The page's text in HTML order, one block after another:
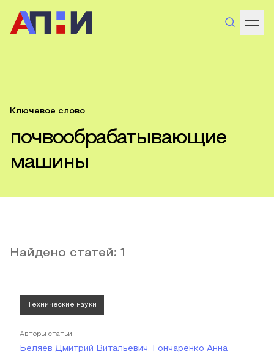
Ключевое слово
почвообрабатывающие
машины
Найдено статей: 1
Технические науки
Авторы статьи
Беляев Дмитрий Витальевич, Гончаренко Анна